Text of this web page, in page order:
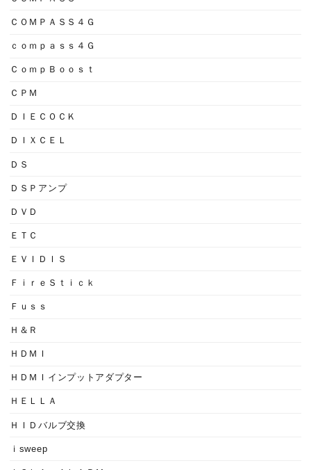
ＣＯＭＰＡＳＳ４Ｇ
ｃｏｍｐａｓｓ４Ｇ
ＣｏｍｐＢｏｏｓｔ
ＣＰＭ
ＤＩＥＣＯＣＫ
ＤＩＸＣＥＬ
ＤＳ
ＤＳＰアンプ
ＤＶＤ
ＥＴＣ
ＥＶＩＤＩＳ
ＦｉｒｅＳｔｉｃｋ
Ｆｕｓｓ
Ｈ＆Ｒ
ＨＤＭＩ
ＨＤＭＩインプットアダプター
ＨＥＬＬＡ
ＨＩＤバルブ交換
ｉsweep